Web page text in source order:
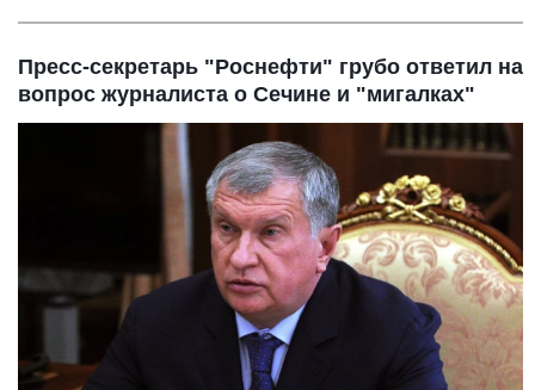
Пресс-секретарь "Роснефти" грубо ответил на
вопрос журналиста о Сечине и "мигалках"